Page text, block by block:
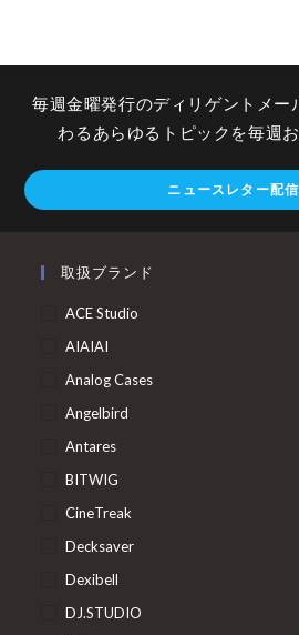
毎週金曜発行のディリゲントメー
わるあらゆるトピックを毎週
ニュースレター配
取扱ブランド
ACE Studio
AIAIAI
Analog Cases
Angelbird
Antares
BITWIG
CineTreak
Decksaver
Dexibell
DJ.STUDIO